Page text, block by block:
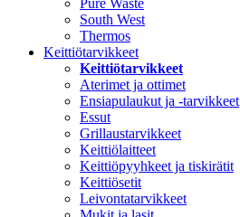
Pure Waste
South West
Thermos
Keittiötarvikkeet
Keittiötarvikkeet
Aterimet ja ottimet
Ensiapulaukut ja -tarvikkeet
Essut
Grillaustarvikkeet
Keittiölaitteet
Keittiöpyyhkeet ja tiskirätit
Keittiösetit
Leivontatarvikkeet